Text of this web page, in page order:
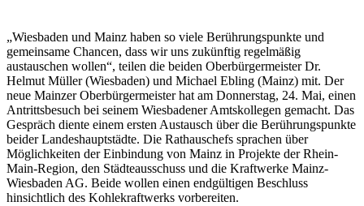
„Wiesbaden und Mainz haben so viele Berührungspunkte und
gemeinsame Chancen, dass wir uns zukünftig regelmäßig
austauschen wollen“, teilen die beiden Oberbürgermeister Dr.
Helmut Müller (Wiesbaden) und Michael Ebling (Mainz) mit. Der
neue Mainzer Oberbürgermeister hat am Donnerstag, 24. Mai, einen
Antrittsbesuch bei seinem Wiesbadener Amtskollegen gemacht. Das
Gespräch diente einem ersten Austausch über die Berührungspunkte
beider Landeshauptstädte. Die Rathauschefs sprachen über
Möglichkeiten der Einbindung von Mainz in Projekte der Rhein-
Main-Region, den Städteausschuss und die Kraftwerke Mainz-
Wiesbaden AG. Beide wollen einen endgültigen Beschluss
hinsichtlich des Kohlekraftwerks vorbereiten.